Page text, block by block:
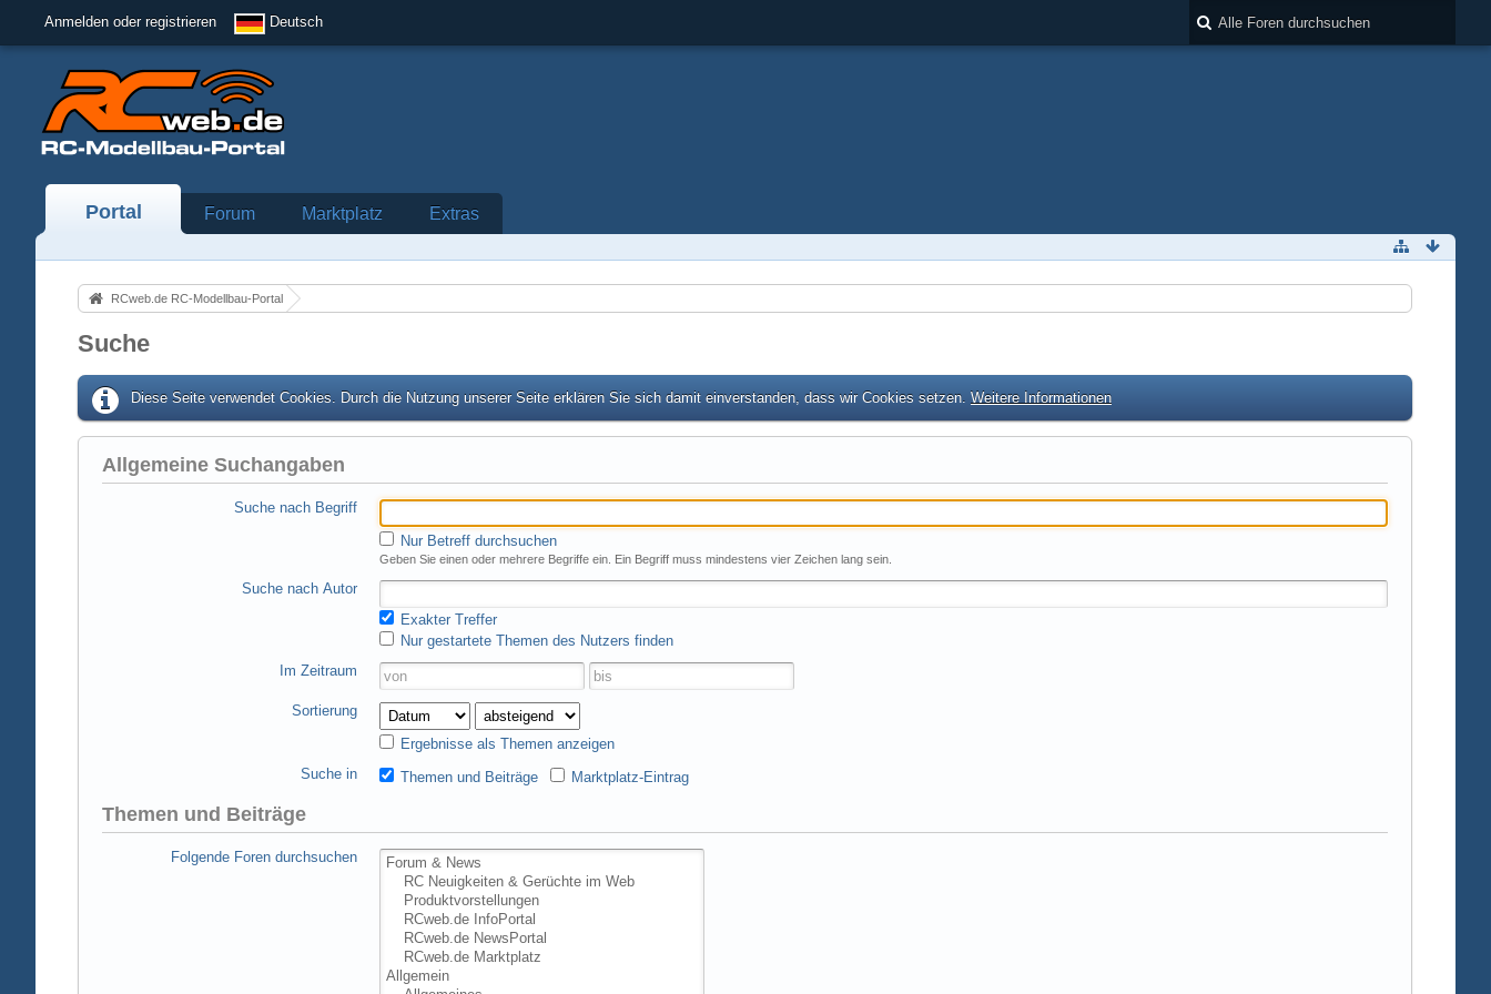
Anmelden oder registrieren Deutsch
Portal Forum Marktplatz Extras
RCweb.de RC-Modellbau-Portal
Suche
Diese Seite verwendet Cookies. Durch die Nutzung unserer Seite erklären Sie sich damit einverstanden, dass wir Cookies setzen. Weitere Informationen
Allgemeine Suchangaben
Suche nach Begriff
Nur Betreff durchsuchen
Geben Sie einen oder mehrere Begriffe ein. Ein Begriff muss mindestens vier Zeichen lang sein.
Suche nach Autor
Exakter Treffer
Nur gestartete Themen des Nutzers finden
Im Zeitraum
Sortierung
Ergebnisse als Themen anzeigen
Suche in
Themen und Beiträge Marktplatz-Eintrag
Themen und Beiträge
Folgende Foren durchsuchen